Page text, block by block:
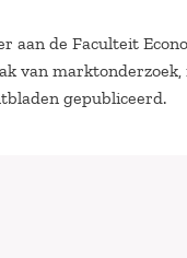
aan de Faculteit
van
gepubliceerd.